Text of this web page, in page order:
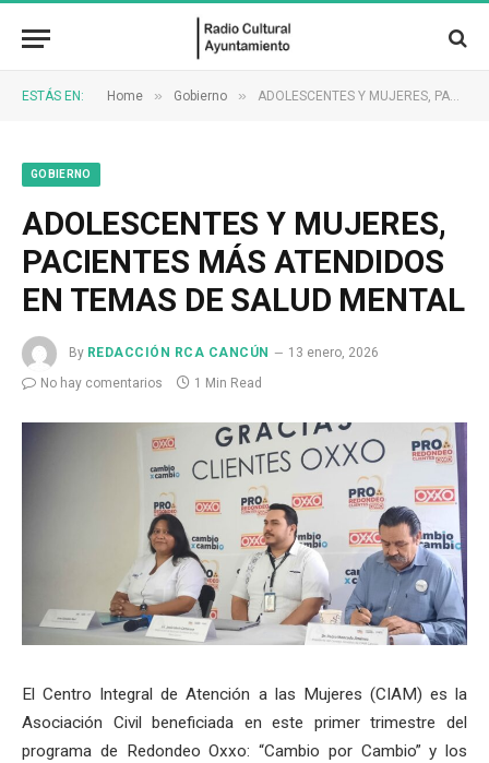
ESTÁS EN: Home » Gobierno » ADOLESCENTES Y MUJERES, PACIENTES MÁS ATENDIDOS EN TEMAS DE SALUD MENTAL
GOBIERNO
ADOLESCENTES Y MUJERES,
PACIENTES MÁS ATENDIDOS
EN TEMAS DE SALUD MENTAL
By REDACCIÓN RCA CANCÚN
13 enero, 2026
No hay comentarios
1 Min Read
El Centro Integral de Atención a las Mujeres (CIAM) es la
Asociación Civil beneficiada en este primer trimestre del
programa de Redondeo Oxxo: “Cambio por Cambio” y los